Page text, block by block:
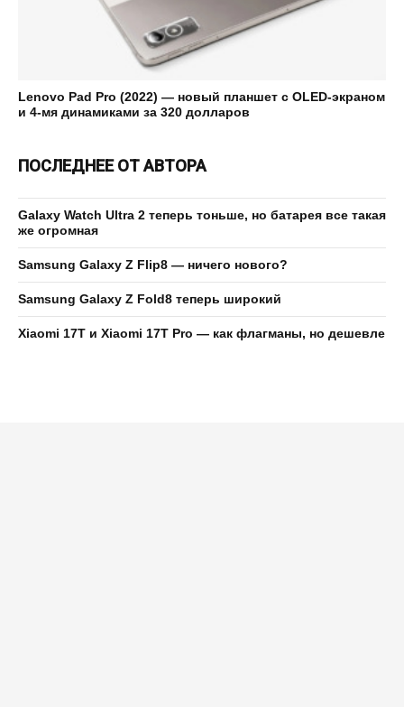
Lenovo Pad Pro (2022) — новый планшет с OLED-экраном
и 4-мя динамиками за 320 долларов
ПОСЛЕДНЕЕ ОТ АВТОРА
Galaxy Watch Ultra 2 теперь тоньше, но батарея все такая
же огромная
Samsung Galaxy Z Flip8 — ничего нового?
Samsung Galaxy Z Fold8 теперь широкий
Xiaomi 17T и Xiaomi 17T Pro — как флагманы, но дешевле